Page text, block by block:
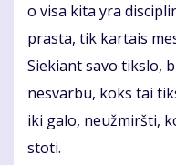
o vi­sa ki­ta yra
pras­ta, tik kar­tais
Sie­kiant sa­vo tiks­lo,
ne­svar­bu, koks tai
iki ga­lo, ne­už­mirš­ti,
sto­ti.